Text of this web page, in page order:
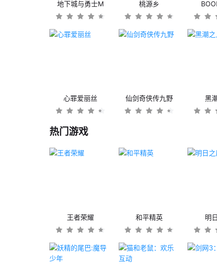
地下城与勇士M 桃源乡
心罪爱丽丝 仙剑奇侠传九野 黑
热门游戏
王者荣耀 和平精英 明